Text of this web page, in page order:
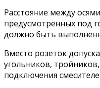
Расстояние между
предусмотренных под
должно быть
Вместо розеток
угольников,
подключения